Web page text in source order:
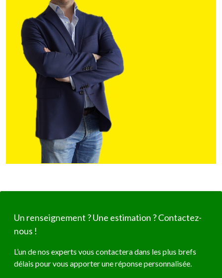
Un renseignement ? Une estimation ? Contactez-
nous !
L’un de nos experts vous contactera dans les plus brefs
délais pour vous apporter une réponse personnalisée.